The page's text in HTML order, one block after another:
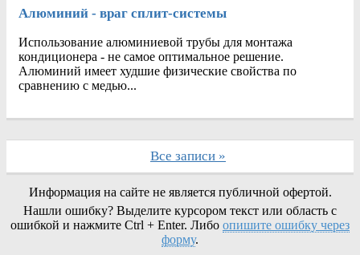
Алюминий - враг сплит-системы
Использование алюминиевой трубы для монтажа
кондиционера - не самое оптимальное решение.
Алюминий имеет худшие физические свойства по
сравнению с медью...
Все записи »
Информация на сайте не является публичной офертой.
Нашли ошибку? Выделите курсором текст или область с
ошибкой и нажмите Ctrl + Enter. Либо опишите ошибку через
форму.